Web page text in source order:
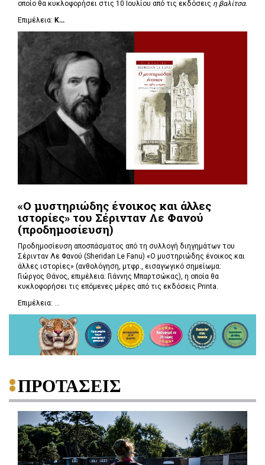
οποίο θα κυκλοφορήσει στις 10 Ιουλίου από τις εκδόσεις η βαλίτσα.
Επιμέλεια: Κ...
«Ο μυστηριώδης ένοικος και άλλες
ιστορίες» του Σέρινταν Λε Φανού
(προδημοσίευση)
Προδημοσίευση αποσπάσματος από τη συλλογή διηγημάτων του
Σέρινταν Λε Φανού (Sheridan Le Fanu) «Ο μυστηριώδης ένοικος και
άλλες ιστορίες» (ανθολόγηση, μτφρ., εισαγωγικό σημείωμα:
Γιώργος Θάνος, επιμέλεια: Γιάννης Μπαρτσώκας), η οποία θα
κυκλοφορήσει τις επόμενες μέρες από τις εκδόσεις Printa.
Επιμέλεια: ...
ΠΡΟΤΑΣΕΙΣ